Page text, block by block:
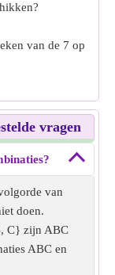
van de 7 op
vragen
van
doen.
C} zijn ABC
ABC en